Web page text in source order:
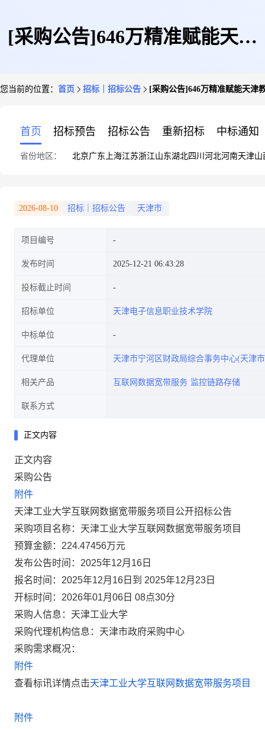
[采购公告]646万精准赋能天津
您当前的位置： 首页 招标｜招标公告 [采购公告]646万精准赋能天津
首页 招标预告 招标公告 重新招标 中标通知
省份地区： 北京广东 上海江苏浙江山东湖北四川 河北河南天津山
2026-08-10 招标｜招标公告 天津市
项目编号
发布时间 2025-12-21 06:43:28
投标截止时间
招标单位 天津电子信息职业技术学院
中标单位
代理单位 天津市宁河区财政局综合事务中心(天津
相关产品 互联网数据宽带服务 监控链路存储
联系方式
正文内容
正文内容
采购公告
附件
天津工业大学互联网数据宽带服务项目公开招标公告
采购项目名称：天津工业大学互联网数据宽带服务项目
预算金额：224.47456万元
发布公告时间：2025年12月16日
报名时间：2025年12月16日到 2025年12月23日
开标时间：2026年01月06日 08点30分
采购人信息：天津工业大学
采购代理机构信息：天津市政府采购中心
采购需求概况：
附件
查看标讯详情点击天津工业大学互联网数据宽带服务项目
附件